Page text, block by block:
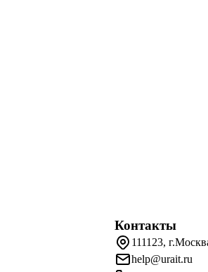
Контакты
111123,
help@urait.ru